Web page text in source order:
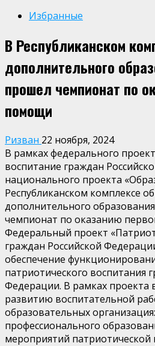
Избранные
В Республиканском
дополнительного
прошел чемпионат по
помощи
Ризван 22 ноября, 2024
В рамках федерального
воспитание граждан
национального проекта
Республиканском комплексе
дополнительного
чемпионат по оказанию
Федеральный проект
граждан Российской
обеспечение
патриотического воспитания
Федерации. В рамках проекта
развитию воспитательной
образовательных
профессионального
мероприятий патриотической